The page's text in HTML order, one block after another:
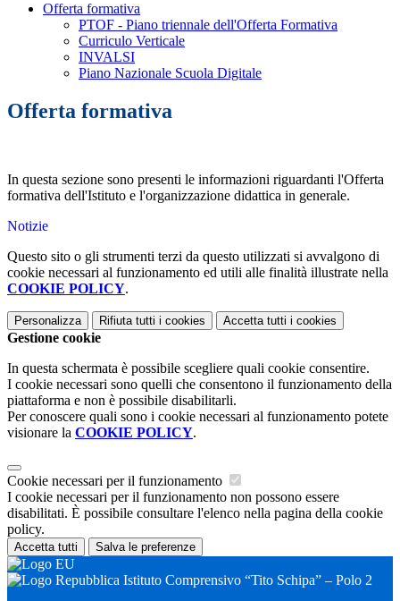
Offerta formativa
PTOF - Piano triennale dell'Offerta Formativa
Curriculo Verticale
INVALSI
Piano Nazionale Scuola Digitale
Offerta formativa
In questa sezione sono presenti le informazioni riguardanti l'Offerta
formativa dell'Istituto e l'organizzazione didattica in generale.
Notizie
Questo sito o gli strumenti terzi da questo utilizzati si avvalgono di
cookie necessari al funzionamento ed utili alle finalità illustrate nella
COOKIE POLICY.
Personalizza Rifiuta tutti i cookies Accetta tutti i cookies
Gestione cookie
In questa schermata è possibile scegliere quali cookie consentire.
I cookie necessari sono quelli che consentono il funzionamento della
piattaforma e non è possibile disabilitarli.
Per conoscere quali sono i cookie necessari al funzionamento potete
visionare la COOKIE POLICY.
Cookie necessari per il funzionamento
I cookie necessari per il funzionamento non possono essere
disabilitati. È possibile consultare l'elenco nella pagina della cookie
policy.
Accetta tutti Salva le preferenze
Istituto Comprensivo “Tito Schipa” – Polo 2